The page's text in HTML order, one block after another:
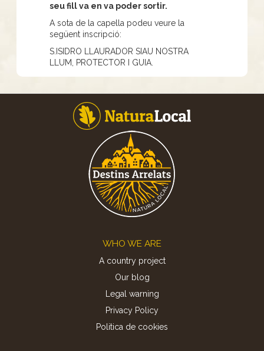
seu fill va en va poder sortir.
A sota de la capella podeu veure la
següent inscripció:
S.ISIDRO LLAURADOR SIAU NOSTRA
LLUM, PROTECTOR I GUIA.
WHO WE ARE
A country project
Our blog
Legal warning
Privacy Policy
Politica de cookies